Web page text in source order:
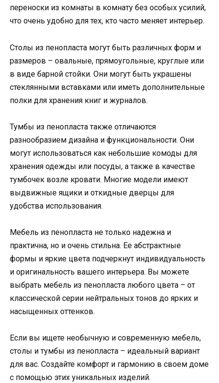
переноски из комнаты в комнату без особых усилий,
что очень удобно для тех, кто часто меняет интерьер.
Столы из пенопласта могут быть различных форм и
размеров – овальные, прямоугольные, круглые или
в виде барной стойки. Они могут быть украшены
стеклянными вставками или иметь дополнительные
полки для хранения книг и журналов.
Тумбы из пенопласта также отличаются
разнообразием дизайна и функциональности. Они
могут использоваться как небольшие комоды для
хранения одежды или посуды, а также в качестве
тумбочек возле кровати. Многие модели имеют
выдвижные ящики и откидные дверцы для
удобства использования.
Мебель из пенопласта не только надежна и
практична, но и очень стильна. Ее абстрактные
формы и яркие цвета подчеркнут индивидуальность
и оригинальность вашего интерьера. Вы можете
выбрать мебель из пенопласта любого цвета – от
классической серии нейтральных тонов до ярких и
насыщенных оттенков.
Если вы ищете необычную и современную мебель,
столы и тумбы из пенопласта – идеальный вариант
для вас. Создайте комфорт и гармонию в своем доме
с помощью этих уникальных изделий.